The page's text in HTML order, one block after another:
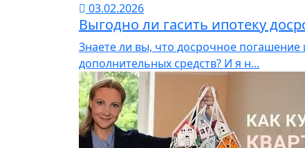
03.02.2026
Выгодно ли гасить ипотеку
Знаете ли вы, что досрочное
дополнительных средств? И я н...